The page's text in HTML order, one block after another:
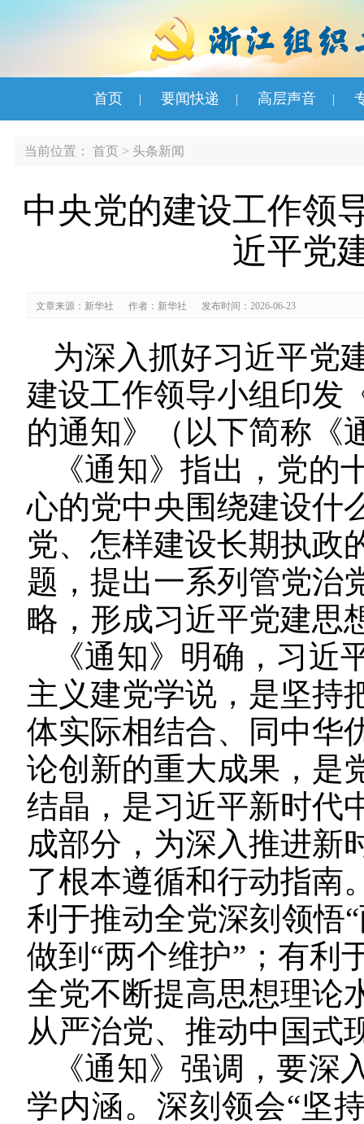
首页 | 要闻快递 | 高层声音 |
当前位置： 首页 > 头条新闻
中央党的建设工作领
近平党
文章来源：新华社 作者：新华社 发布时间：2026-06-23
为深入抓好习近平党
建设工作领导小组印发
的通知》（以下简称《
《通知》指出，党
心的党中央围绕建设什
党、怎样建设长期执政
题，提出一系列管党治
略，形成习近平党建思
《通知》明确，习
主义建党学说，是坚持
体实际相结合、同中华
论创新的重大成果，是
结晶，是习近平新时代
成部分，为深入推进新
了根本遵循和行动指南
利于推动全党深刻领悟
做到“两个维护”；有利
全党不断提高思想理论
从严治党、推动中国式
《通知》强调，要
学内涵。深刻领会“坚